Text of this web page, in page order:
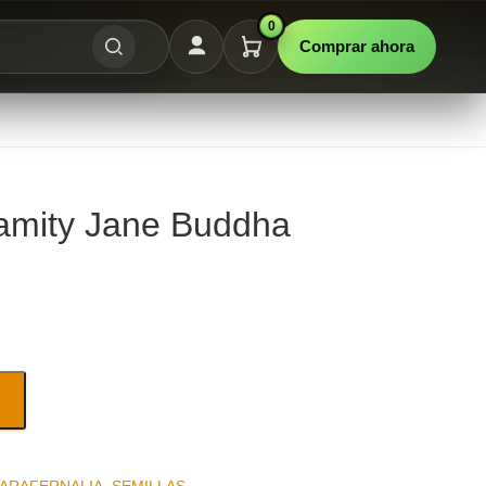
0
Comprar ahora
Jane Buddha